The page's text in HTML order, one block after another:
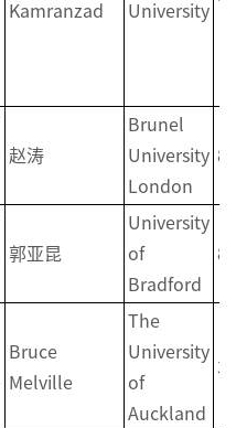
Kamranzad University
赵涛
Brunel
University
London
8
郭亚昆
University
of
Bradford
8
Bruce
Melville
The
University
of
Auckland
3